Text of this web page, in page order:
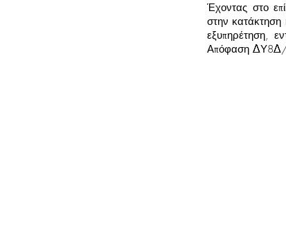
Έχοντας στο
στην κατάκτηση
εξυπηρέτηση,
Απόφαση ΔΥ8Δ/